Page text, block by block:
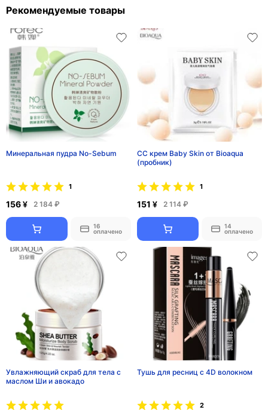
Рекомендуемые товары
Минеральная пудра No-Sebum
1
156 ¥ 2 184 ₽
16
оплачено
СС крем Baby Skin от Bioaqua
(пробник)
1
151 ¥ 2 114 ₽
14
оплачено
Увлажняющий скраб для тела с
маслом Ши и авокадо
Тушь для ресниц с 4D волокном
2